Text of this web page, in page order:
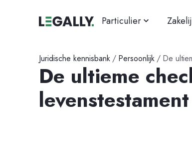
Particulier
Juridische kennisbank / Persoonlijk / De
De ultieme
levenstestament